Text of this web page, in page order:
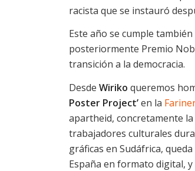
racista que se instauró
Este año se cumple
posteriormente Premio
transición a la democracia.
Desde Wiriko queremos
Poster Project’en la
apartheid, concretamente
trabajadores culturales
gráficas en Sudáfrica,
España en formato digital,